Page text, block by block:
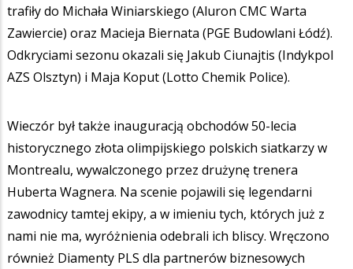
trafiły do Michała Winiarskiego (Aluron CMC Warta
Zawiercie) oraz Macieja Biernata (PGE Budowlani Łódź).
Odkryciami sezonu okazali się Jakub Ciunajtis (Indykpol
AZS Olsztyn) i Maja Koput (Lotto Chemik Police).
Wieczór był także inauguracją obchodów 50-lecia
historycznego złota olimpijskiego polskich siatkarzy w
Montrealu, wywalczonego przez drużynę trenera
Huberta Wagnera. Na scenie pojawili się legendarni
zawodnicy tamtej ekipy, a w imieniu tych, których już z
nami nie ma, wyróżnienia odebrali ich bliscy. Wręczono
również Diamenty PLS dla partnerów biznesowych